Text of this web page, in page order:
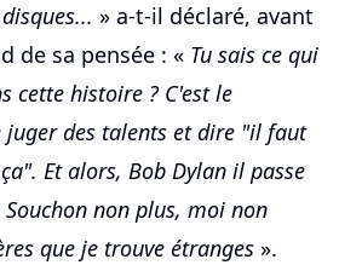
» a-t-il déclaré, avant
de sa pensée : « Tu sais ce qui
cette histoire ? C'est le
des talents et dire "il faut
Et alors, Bob Dylan il passe
non plus, moi non
que je trouve étranges ».